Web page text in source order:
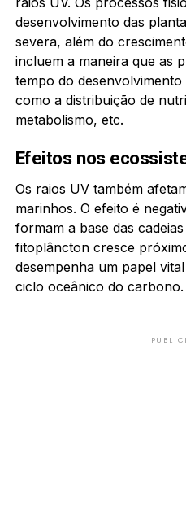
desenvolvimento das
severa, além do
incluem a maneira que as
tempo do
como a distribuição de
metabolismo, etc.
Efeitos nos
Os raios UV também
marinhos. O efeito é
formam a base das
fitoplâncton cresce
desempenha um papel
ciclo oceânico do carbono.